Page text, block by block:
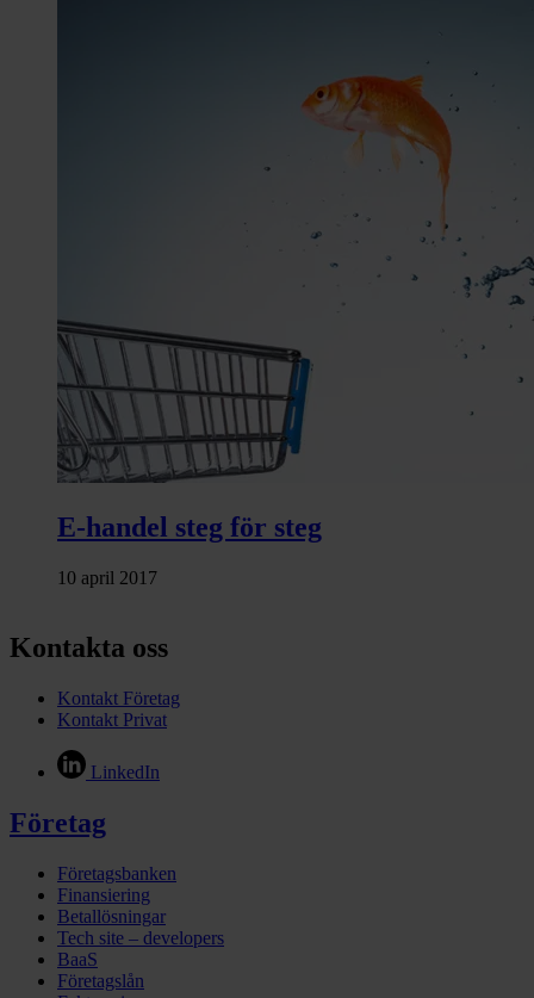
E-handel steg för steg
10 april 2017
Kontakta oss
Kontakt Företag
Kontakt Privat
LinkedIn
Företag
Företagsbanken
Finansiering
Betallösningar
Tech site – developers
BaaS
Företagslån